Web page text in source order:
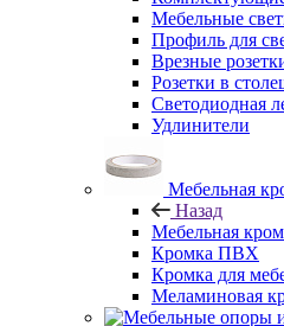
Мебельные
Профиль для
Врезные
Розетки в
Светодиодная
Удлинители
Мебельная
Назад
Мебельная
Кромка ПВХ
Кромка для
Меламиновая